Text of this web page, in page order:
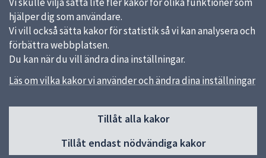
hjälper dig som användare.
Vi vill också sätta kakor för statistik så vi kan analysera och
förbättra webbplatsen.
Du kan när du vill ändra dina inställningar.
Läs om vilka kakor vi använder och ändra dina inställningar
Tillåt alla kakor
Tillåt endast nödvändiga kakor